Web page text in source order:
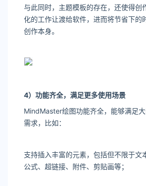
与此同时，主题模板的存在，还使得创
化的工作让渡给软件，进而将节省下的
创作本身。
4）功能齐全，满足更多使用场景
MindMaster绘图功能齐全，能够满足
需求，比如：
支持插入丰富的元素，包括但不限于文
公式、超链接、附件、剪贴画等；